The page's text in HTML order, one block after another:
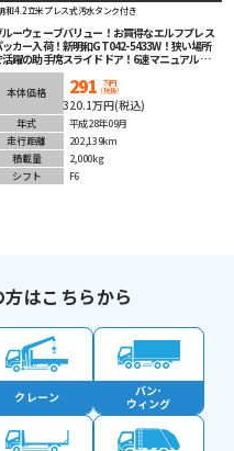
和4.2立米プレス式汚水タンク付き
ーウェーブバリュー！お買得なエルフプレス
ッカー入荷！新明和GT042-5433W！狭い場所
活躍の助手席スライドドア！6速マニュアル！
車載器＆バックカメラ装備！
本体価格 291 万円
(税抜)
320.1万円(税込)
年式
平成28年09月
走行距離
202,139km
積載量
2,000kg
シフト
F6
はこちらから
クレーン
バン･
ウィング